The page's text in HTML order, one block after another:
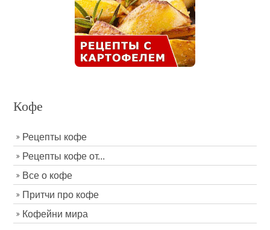
Кофе
Рецепты кофе
Рецепты кофе от...
Все о кофе
Притчи про кофе
Кофейни мира